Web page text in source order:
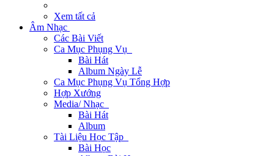
Xem tất cả
Âm Nhạc
Các Bài Viết
Ca Mục Phụng Vụ
Bài Hát
Album Ngày Lễ
Ca Mục Phụng Vụ Tổng Hợp
Hợp Xướng
Media/ Nhạc
Bài Hát
Album
Tài Liệu Học Tập
Bài Học